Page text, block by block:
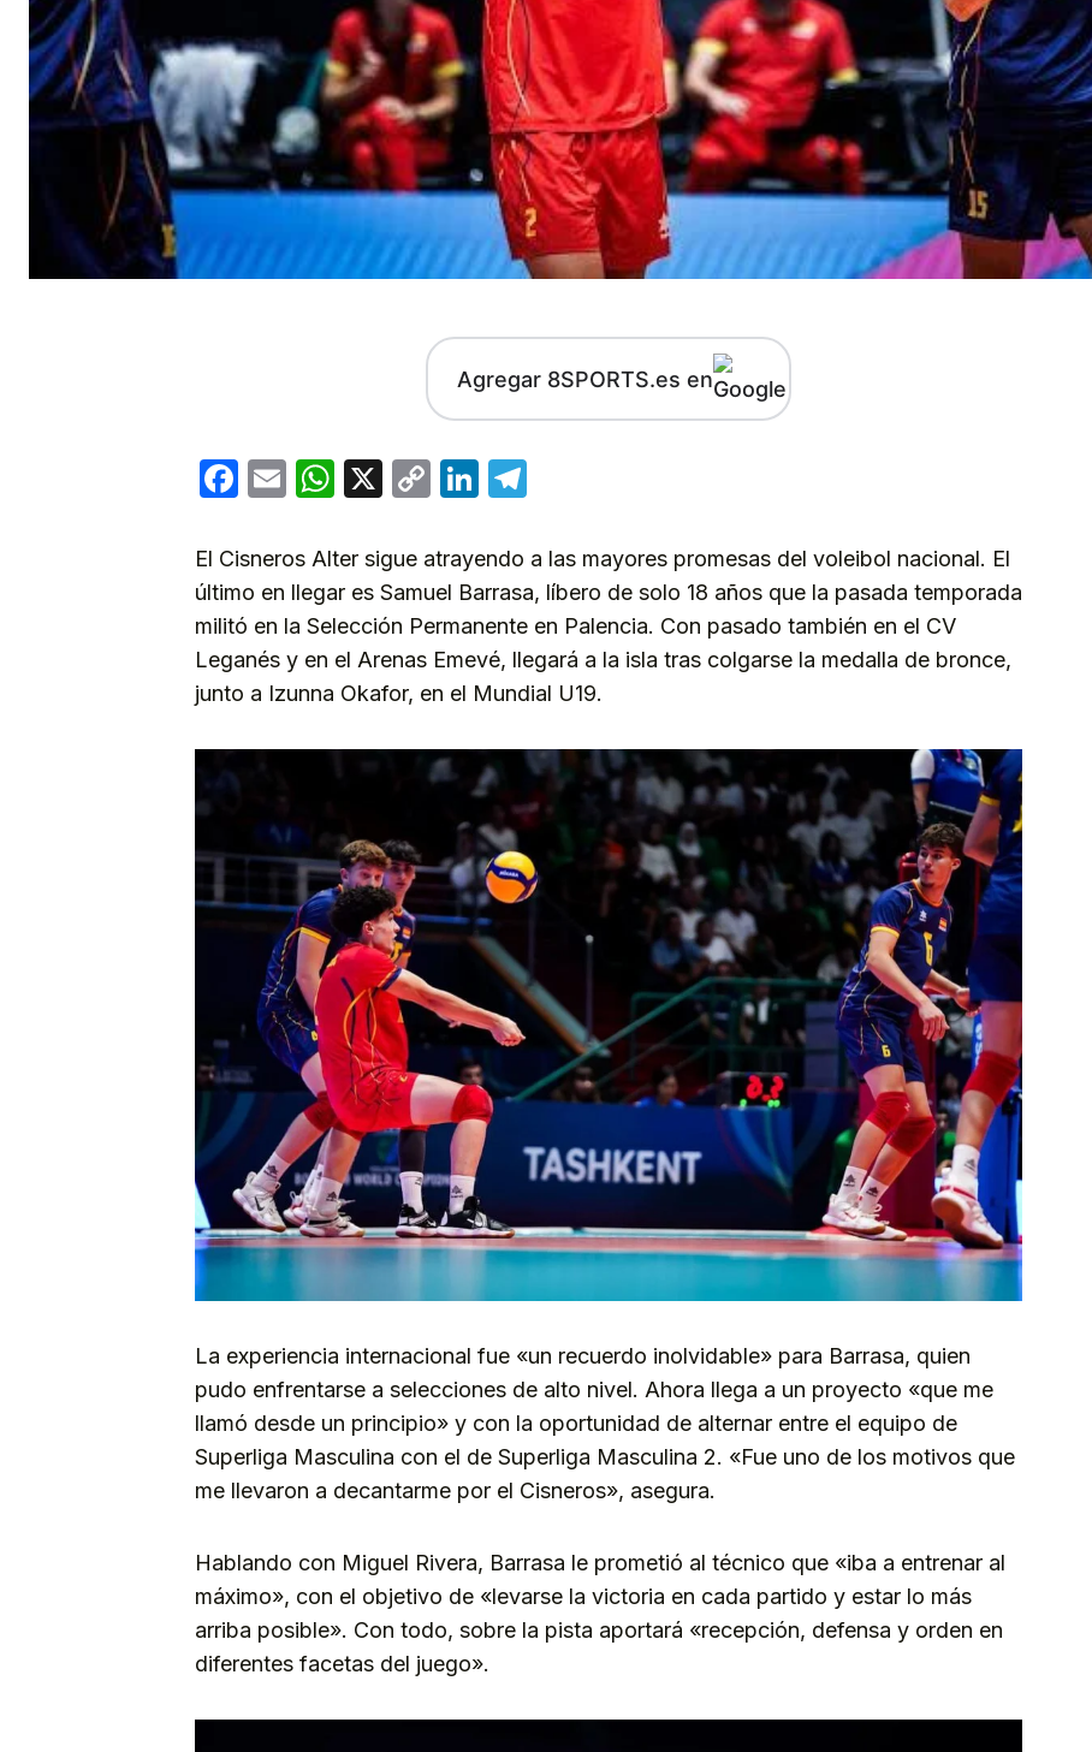
Agregar 8SPORTS.es en
Facebook
EmailWhatsApp
X
CopyLinkedIn
El Cisneros Alter sigue atrayendo a las mayores promesas del voleibol nacional. El
último en llegar es Samuel Barrasa, líbero de solo 18 años que la pasada temporada
militó en la Selección Permanente en Palencia. Con pasado también en el CV
Leganés y en el Arenas Emevé, llegará a la isla tras colgarse la medalla de bronce,
junto a Izunna Okafor, en el Mundial U19.
La experiencia internacional fue «un recuerdo inolvidable» para Barrasa, quien
pudo enfrentarse a selecciones de alto nivel. Ahora llega a un proyecto «que me
llamó desde un principio» y con la oportunidad de alternar entre el equipo de
Superliga Masculina con el de Superliga Masculina 2. «Fue uno de los motivos que
me llevaron a decantarme por el Cisneros», asegura.
Hablando con Miguel Rivera, Barrasa le prometió al técnico que «iba a entrenar al
máximo», con el objetivo de «levarse la victoria en cada partido y estar lo más
arriba posible». Con todo, sobre la pista aportará «recepción, defensa y orden en
diferentes facetas del juego».